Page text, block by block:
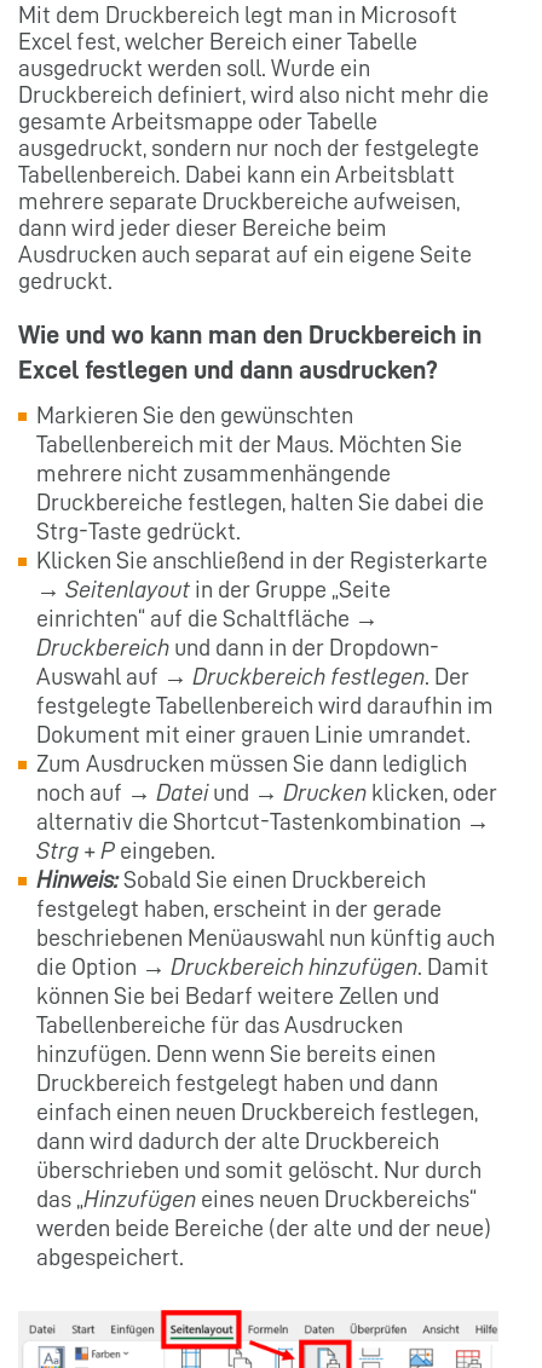
Mit dem Druckbereich legt man in Microsoft
Excel fest, welcher Bereich einer Tabelle
ausgedruckt werden soll. Wurde ein
Druckbereich definiert, wird also nicht mehr die
gesamte Arbeitsmappe oder Tabelle
ausgedruckt, sondern nur noch der festgelegte
Tabellenbereich. Dabei kann ein Arbeitsblatt
mehrere separate Druckbereiche aufweisen,
dann wird jeder dieser Bereiche beim
Ausdrucken auch separat auf ein eigene Seite
gedruckt.
Wie und wo kann man den Druckbereich in
Excel festlegen und dann ausdrucken?
Markieren Sie den gewünschten
Tabellenbereich mit der Maus. Möchten Sie
mehrere nicht zusammenhängende
Druckbereiche festlegen, halten Sie dabei die
Strg-Taste gedrückt.
Klicken Sie anschließend in der Registerkarte
→ Seitenlayout in der Gruppe „Seite
einrichten“ auf die Schaltfläche →
Druckbereich und dann in der Dropdown-
Auswahl auf → Druckbereich festlegen . Der
festgelegte Tabellenbereich wird daraufhin im
Dokument mit einer grauen Linie umrandet.
Zum Ausdrucken müssen Sie dann lediglich
noch auf → Dateiund → Drucken klicken, oder
alternativ die Shortcut-Tastenkombination →
Strg + P eingeben.
Hinweis:Sobald Sie einen Druckbereich
festgelegt haben, erscheint in der gerade
beschriebenen Menüauswahl nun künftig auch
die Option → Druckbereich hinzufügen . Damit
können Sie bei Bedarf weitere Zellen und
Tabellenbereiche für das Ausdrucken
hinzufügen. Denn wenn Sie bereits einen
Druckbereich festgelegt haben und dann
einfach einen neuen Druckbereich festlegen,
dann wird dadurch der alte Druckbereich
überschrieben und somit gelöscht. Nur durch
das „ Hinzufügen eines neuen Druckbereichs“
werden beide Bereiche (der alte und der neue)
abgespeichert.